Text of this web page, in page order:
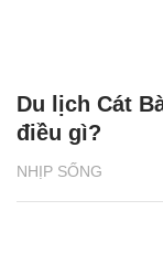
NHỊP SỐNG
Du lịch Cát
điều gì?